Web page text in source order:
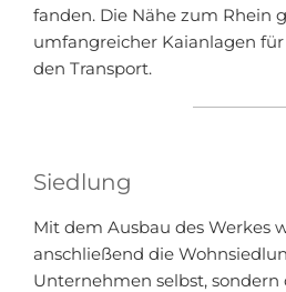
fanden. Die Nähe zum Rhein
umfangreicher Kaianlagen
den Transport.
Siedlung
Mit dem Ausbau des Werkes
anschließend die
Unternehmen selbst,